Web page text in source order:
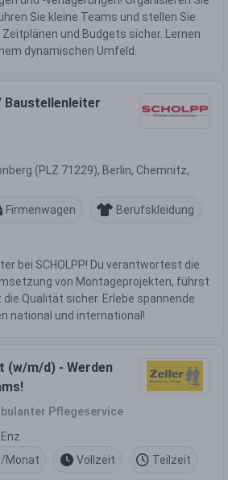
Sie kleine Teams und stellen Sie
Zeitplänen und Budgets sicher. Lernen
dynamischen Umfeld.
(PLZ 71229), Berlin, Chemnitz,
Firmenwagen Berufskleidung
bei SCHOLPP! Du verantwortest die
von Montageprojekten, führst
Qualität sicher. Erlebe spannende
national und international!
m/d) - Werden
Pflegeservice
Monat
Vollzeit Teilzeit